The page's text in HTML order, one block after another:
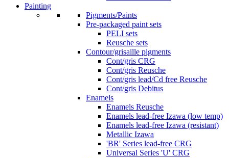
Painting
Pigments/Paints
Pre-packaged paint sets
PELI sets
Reusche sets
Contour/grisaille pigments
Cont/gris CRG
Cont/gris Reusche
Cont/gris lead/Cd free Reusche
Cont/gris Debitus
Enamels
Enamels Reusche
Enamels lead-free Izawa (low temp)
Enamels lead-free Izawa (resistant)
Metallic Izawa
'BR' Series lead-free CRG
Universal Series 'U' CRG